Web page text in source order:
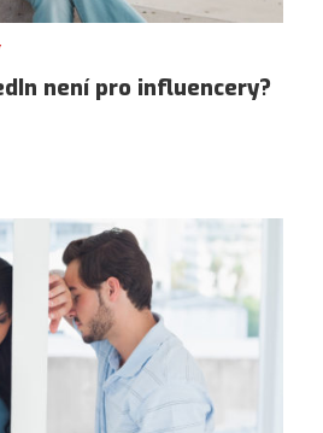
není pro influencery?